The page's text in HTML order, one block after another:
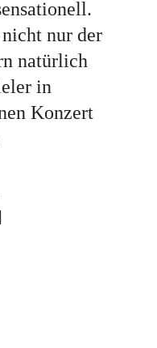
nur der
natürlich
in
Konzert